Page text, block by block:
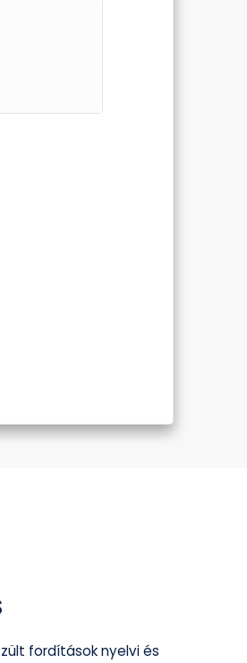
fordítások nyelvi és